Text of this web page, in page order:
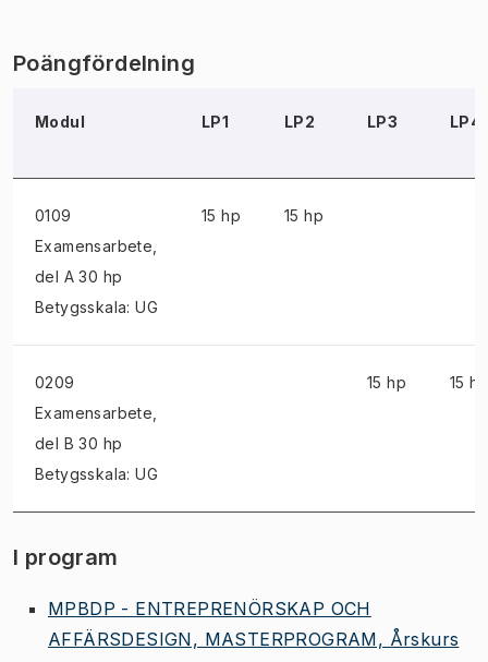
Poängfördelning
Modul LP1 LP2 LP3 LP4
0109
Examensarbete
del A 30 hp
Betygsskala: UG
15 hp 15 hp
0209
Examensarbete
del B 30 hp
Betygsskala: UG
15 hp 15 hp
I program
MPBDP - ENTREPRENÖRSKAP OCH
AFFÄRSDESIGN, MASTERPROGRAM, Årskurs